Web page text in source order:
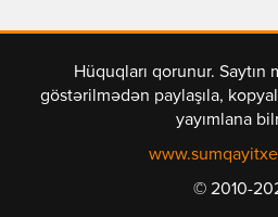
Hüquqları qorunur. Saytın
göstərilmədən paylaşıla,
yayımlana
© 2010-